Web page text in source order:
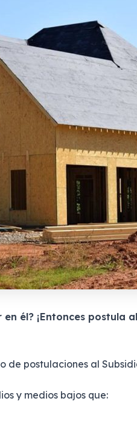
él? ¡Entonces postula
postulaciones al
y medios bajos que: